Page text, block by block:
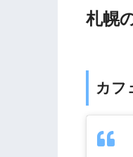
札幌
カフ